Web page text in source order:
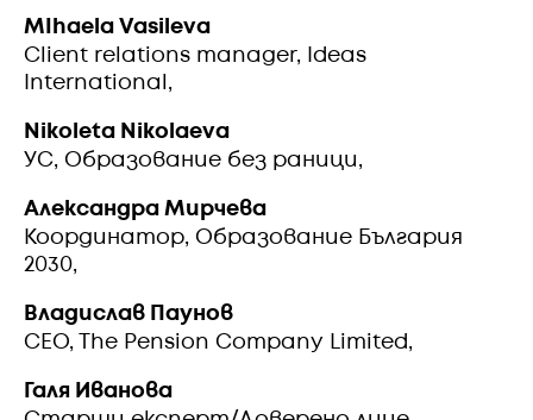
MIhaela Vasileva
Client relations manager, Ideas
International,
Nikoleta Nikolaeva
УС, Образование без раници,
Александра Мирчева
Координатор, Образование България
2030,
Владислав Паунов
CEO, The Pension Company Limited,
Галя Иванова